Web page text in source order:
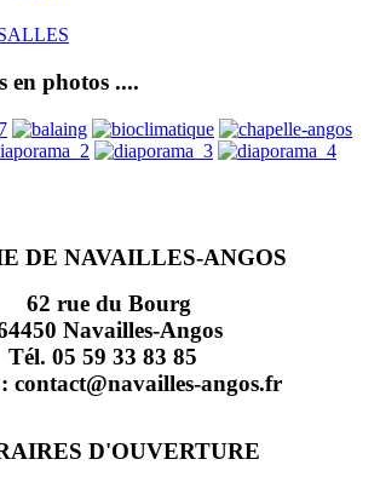
en photos ....
DE NAVAILLES-ANGOS
62 rue du Bourg
Navailles-Angos
Tél. 05 59 33 83 85
contact@navailles-angos.fr
D'OUVERTURE